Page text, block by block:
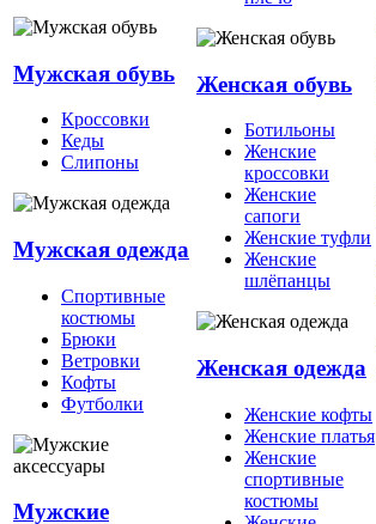
Мужская обувь
Кроссовки
Кеды
Слипоны
Мужская одежда
Спортивные
костюмы
Брюки
Ветровки
Кофты
Футболки
Мужские
Женская обувь
Ботильоны
Женские
кроссовки
Женские
сапоги
Женские туфли
Женские
шлёпанцы
Женская одежда
Женские кофты
Женские платья
Женские
спортивные
костюмы